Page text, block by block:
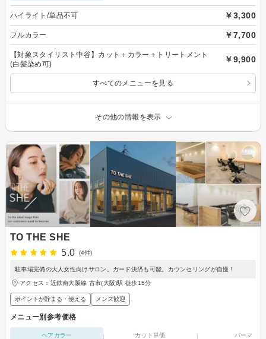
ハイライト/単品不可 ￥3,300
フルカラー ￥7,700
【対象スタイリスト中谷】カット＋カラー＋トリートメント
(白髪染め可)
￥9,900
すべてのメニューを見る
その他の情報を表示
TO THE SHE
5.0
(4件)
駐車場完備の大人女性向けサロン。カード決済も可能。カウンセリングが自慢！
アクセス：近鉄南大阪線 古市(大阪)駅 徒歩15分
ポイントが貯まる・使える メンズ歓迎
メニュー別参考価格
ヘアカラー カット単価 パーマ